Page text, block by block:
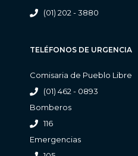
(01) 202 - 3880
TELÉFONOS DE URGENCIA
Comisaria de Pueblo Libre
(01) 462 - 0893
Bomberos
116
Emergencias